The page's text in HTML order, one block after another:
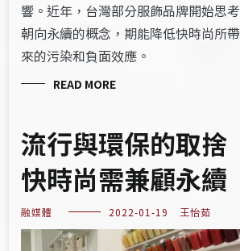
響。近年，台灣部分服飾品牌開始思考
朝向永續的概念，期能降低快時尚所帶
來的污染和負面效應。
READ MORE
流行與環保的取捨
快時尚需兼顧永續
融媒體 2022-01-19 王怡茹